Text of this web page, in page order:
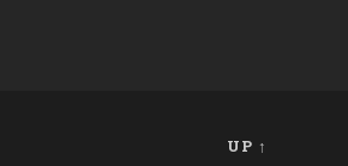
UP ↑